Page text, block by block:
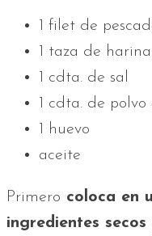
1 filet de
1 taza de harina
1 cdta. de sal
1 cdta. de
1 huevo
aceite
Primero coloca en
ingredientes